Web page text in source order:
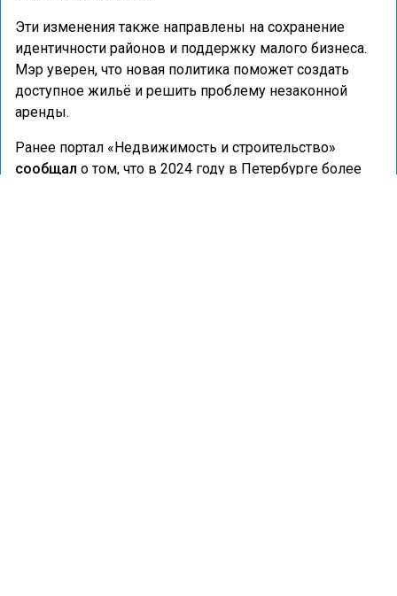
Эти изменения также направлены на сохранение
идентичности районов и поддержку малого бизнеса.
Мэр уверен, что новая политика поможет создать
доступное жильё и решить проблему незаконной
аренды.
Ранее портал «Недвижимость и строительство»
сообщал о том, что в 2024 году в Петербурге более